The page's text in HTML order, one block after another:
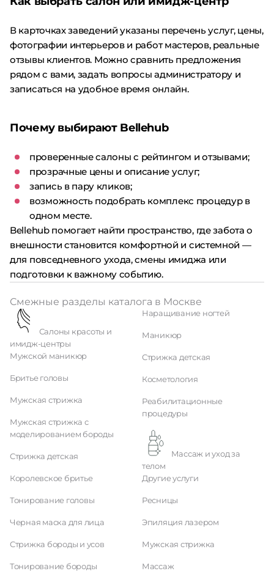
В карточках заведений указаны перечень услуг, цены,
фотографии интерьеров и работ мастеров, реальные
отзывы клиентов. Можно сравнить предложения
рядом с вами, задать вопросы администратору и
записаться на удобное время онлайн.
Почему выбирают Bellehub
проверенные салоны с рейтингом и отзывами;
прозрачные цены и описание услуг;
запись в пару кликов;
возможность подобрать комплекс процедур в
одном месте.
Bellehub помогает найти пространство, где забота о
внешности становится комфортной и системной —
для повседневного ухода, смены имиджа или
подготовки к важному событию.
Смежные разделы каталога в Москве
имидж-центры
Мужской маникюр
Бритье головы
Мужская стрижка
Мужская стрижка с
моделированием бороды
Стрижка детская
Королевское бритье
Тонирование головы
Черная маска для лица
Стрижка бороды и усов
Тонирование бороды
Наращивание ногтей
Маникюр
Стрижка детская
Косметология
Реабилитационные
процедуры
телом
Другие услуги
Ресницы
Эпиляция лазером
Мужская стрижка
Массаж